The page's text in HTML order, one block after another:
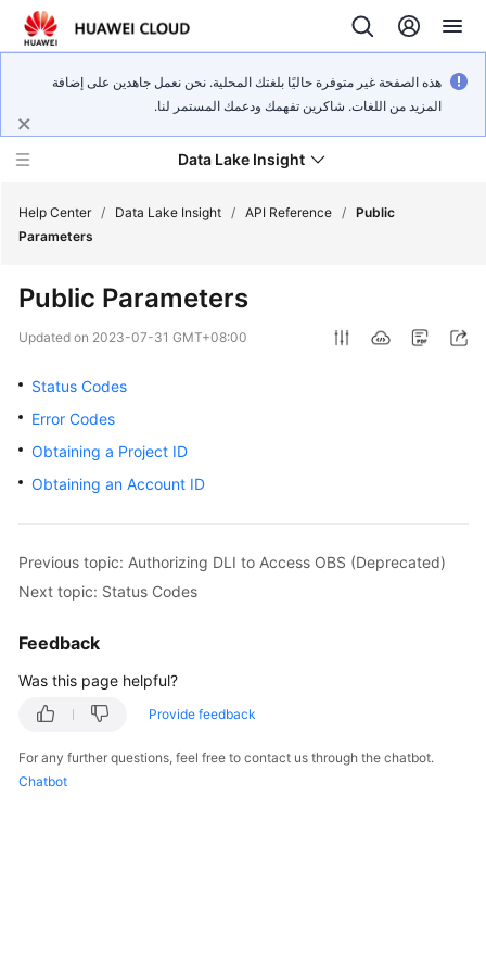
هذه الصفحة غير متوفرة حاليًا بلغتك المحلية. نحن نعمل جاهدين على إضافة
المزيد من اللغات. شاكرين تفهمك ودعمك المستمر لنا.
Data Lake Insight
New
Bulletin
Service
Overview
Getting
Guide
Practices
Developer
Help Center / Data Lake Insight / API Reference / Public
Parameters
Public Parameters
Updated on 2023-07-31 GMT+08:00
Status Codes
Error Codes
Obtaining a Project ID
Obtaining an Account ID
Previous topic: Authorizing DLI to Access OBS (Deprecated)
Next topic: Status Codes
Feedback
Was this page helpful?
Provide feedback
For any further questions, feel free to contact us through the chatbot.
Chatbot